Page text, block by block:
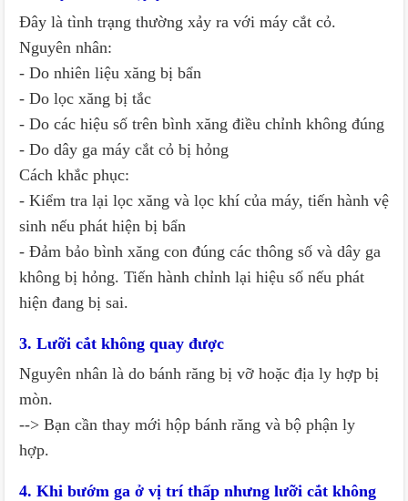
Đây là tình trạng thường xảy ra với máy cắt cỏ.
Nguyên nhân:
- Do nhiên liệu xăng bị bẩn
- Do lọc xăng bị tắc
- Do các hiệu số trên bình xăng điều chỉnh không đúng
- Do dây ga máy cắt cỏ bị hỏng
Cách khắc phục:
- Kiểm tra lại lọc xăng và lọc khí của máy, tiến hành vệ
sinh nếu phát hiện bị bẩn
- Đảm bảo bình xăng con đúng các thông số và dây ga
không bị hỏng. Tiến hành chỉnh lại hiệu số nếu phát
hiện đang bị sai.
3. Lưỡi cắt không quay được
Nguyên nhân là do bánh răng bị vỡ hoặc địa ly hợp bị
mòn.
--> Bạn cần thay mới hộp bánh răng và bộ phận ly
hợp.
4. Khi bướm ga ở vị trí thấp nhưng lưỡi cắt không